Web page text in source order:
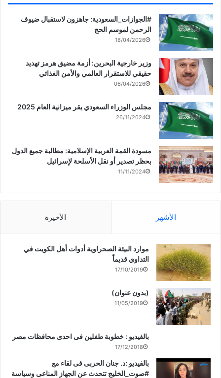
‏‎#الجوازات_السعودية: جاهزون لاستقبال ضيوف
الرحمن لموسم الحج
18/04/2026
وزير خارجية البحرين: أزمة مضيق هرمز تهديد
حقيقي للاستقرار العالمي والأمن الغذائي
06/04/2026
مجلس الوزراء السعودي يقر ميزانية العام 2025
26/11/2024
مسودة القمة العربية الإسلامية: مطالبة جميع الدول
بحظر تصدير أو نقل الأسلحة لإسرائيل
11/11/2024
الأشهر الأخيرة
موارد البيئة الصحراوية أدوات أهل الكويت في
التداوي قديماً
17/10/2019
(بدون عنوان)
11/05/2019
بالفيديو : خطوبة طفلين فى احدى محافظات مصر
17/12/2018
بالفيديو :د. جنان الحربى فى لقاء مع
#صوت_الخليج تتحدث عن الجهاز المناعى وسياسة